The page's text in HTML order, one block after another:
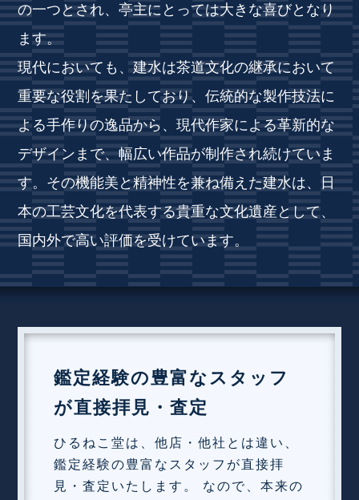
の一つとされ、亭主にとっては大きな喜びとなり
ます。
現代においても、建水は茶道文化の継承において
重要な役割を果たしており、伝統的な製作技法に
よる手作りの逸品から、現代作家による革新的な
デザインまで、幅広い作品が制作され続けていま
す。その機能美と精神性を兼ね備えた建水は、日
本の工芸文化を代表する貴重な文化遺産として、
国内外で高い評価を受けています。
鑑定経験の豊富なスタッフ
が直接拝見・査定
ひるねこ堂は、他店・他社とは違い、
鑑定経験の豊富なスタッフが直接拝
見・査定いたします。 なので、本来の